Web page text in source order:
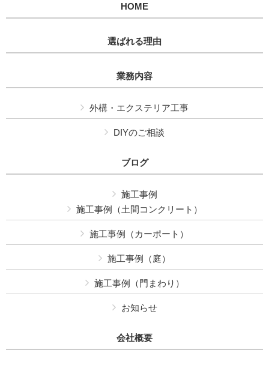
HOME
選ばれる理由
業務内容
外構・エクステリア工事
DIYのご相談
ブログ
施工事例
施工事例（土間コンクリート）
施工事例（カーポート）
施工事例（庭）
施工事例（門まわり）
お知らせ
会社概要